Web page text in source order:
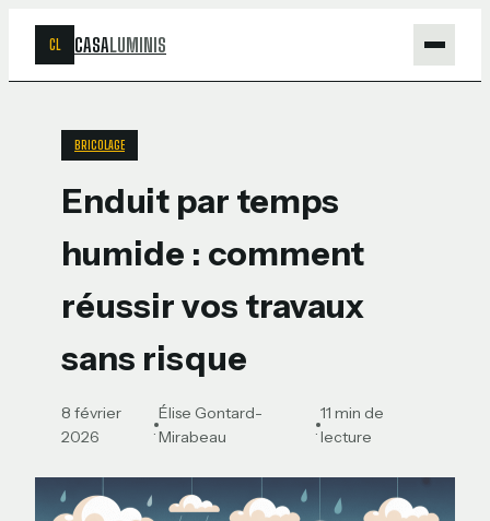
CL CASALUMINIS
BRICOLAGE
Enduit par temps
humide : comment
réussir vos travaux
sans risque
8 février
2026
·
Élise Gontard-
Mirabeau
·
11 min de
lecture